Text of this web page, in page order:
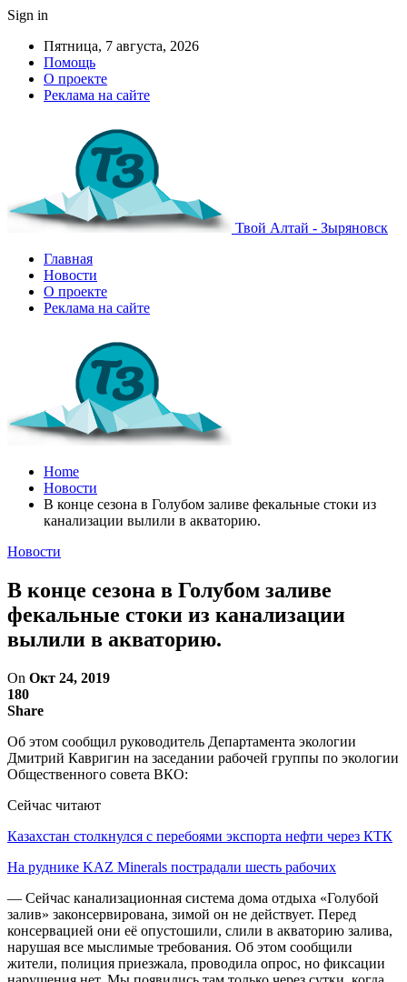
Sign in
Пятница, 7 августа, 2026
Помощь
О проекте
Реклама на сайте
Твой Алтай - Зыряновск
Главная
Новости
О проекте
Реклама на сайте
Home
Новости
В конце сезона в Голубом заливе фекальные стоки из
канализации вылили в акваторию.
Новости
В конце сезона в Голубом заливе
фекальные стоки из канализации
вылили в акваторию.
On Окт 24, 2019
180
Share
Об этом сообщил руководитель Департамента экологии
Дмитрий Кавригин на заседании рабочей группы по экологии
Общественного совета ВКО:
Сейчас читают
Казахстан столкнулся с перебоями экспорта нефти через КТК
На руднике KAZ Minerals пострадали шесть рабочих
— Сейчас канализационная система дома отдыха «Голубой
залив» законсервирована, зимой он не действует. Перед
консервацией они её опустошили, слили в акваторию залива,
нарушая все мыслимые требования. Об этом сообщили
жители, полиция приезжала, проводила опрос, но фиксации